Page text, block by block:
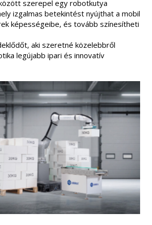
szerepel egy robotkutya
izgalmas betekintést nyújthat a mobil
képességeibe, és tovább színesítheti
aki szeretné közelebbről
legújabb ipari és innovatív